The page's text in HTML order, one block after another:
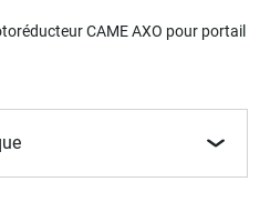
CAME AXO pour portail